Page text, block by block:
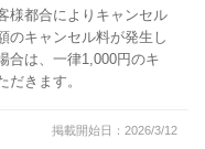
様都合によりキャンセル
のキャンセル料が発生し
合は、一律1,000円のキ
だきます。
掲載開始日：2026/3/12